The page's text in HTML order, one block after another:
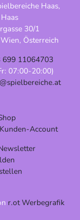
Haas,
30/1
Österreich
699 11064703
07:00-20:00)
Account
r.ot Werbegrafik